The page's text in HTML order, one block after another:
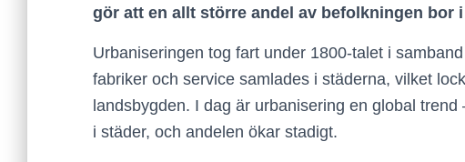
gör att en allt större andel av befolkningen bor
Urbaniseringen tog fart under 1800-talet i
fabriker och service samlades i städerna, vilket
landsbygden. I dag är urbanisering en global
i städer, och andelen ökar stadigt.